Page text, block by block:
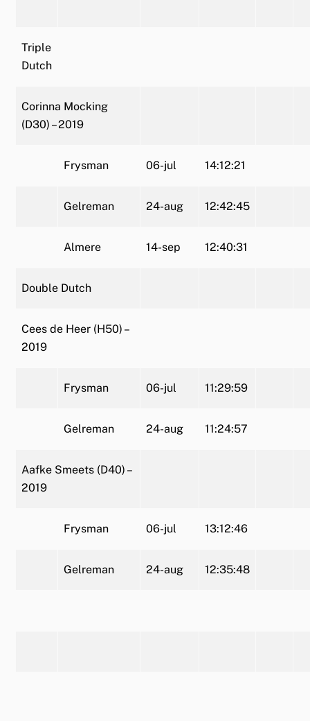
Triple
Dutch
Corinna Mocking
(D30) – 2019
Frysman 06-jul 14:12:21
Gelreman 24-aug 12:42:45
Almere 14-sep 12:40:31
Double Dutch
Cees de Heer (H50) –
2019
Frysman 06-jul 11:29:59
Gelreman 24-aug 11:24:57
Aafke Smeets (D40) –
2019
Frysman 06-jul 13:12:46
Gelreman 24-aug 12:35:48